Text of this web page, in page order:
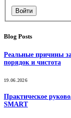
Войти
Blog Posts
Реальные причины
порядок и чистота
19.06.2026
Практическое
SMART